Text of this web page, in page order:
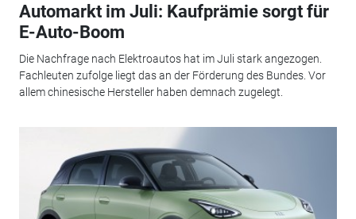
Automarkt im Juli: Kaufprämie sorgt für
E-Auto-Boom
Die Nachfrage nach Elektroautos hat im Juli stark angezogen.
Fachleuten zufolge liegt das an der Förderung des Bundes. Vor
allem chinesische Hersteller haben demnach zugelegt.